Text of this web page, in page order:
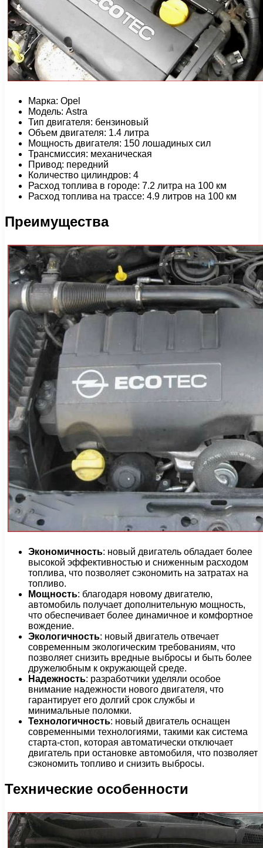
Марка: Opel
Модель: Astra
Тип двигателя: бензиновый
Объем двигателя: 1.4 литра
Мощность двигателя: 150 лошадиных сил
Трансмиссия: механическая
Привод: передний
Количество цилиндров: 4
Расход топлива в городе: 7.2 литра на 100 км
Расход топлива на трассе: 4.9 литров на 100 км
Преимущества
Экономичность: новый двигатель обладает более
высокой эффективностью и сниженным расходом
топлива, что позволяет сэкономить на затратах на
топливо.
Мощность: благодаря новому двигателю,
автомобиль получает дополнительную мощность,
что обеспечивает более динамичное и комфортное
вождение.
Экологичность: новый двигатель отвечает
современным экологическим требованиям, что
позволяет снизить вредные выбросы и быть более
дружелюбным к окружающей среде.
Надежность: разработчики уделяли особое
внимание надежности нового двигателя, что
гарантирует его долгий срок службы и
минимальные поломки.
Технологичность: новый двигатель оснащен
современными технологиями, такими как система
старта-стоп, которая автоматически отключает
двигатель при остановке автомобиля, что позволяет
сэкономить топливо и снизить выбросы.
Технические особенности